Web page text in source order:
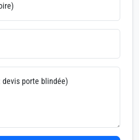
devis porte blindée)